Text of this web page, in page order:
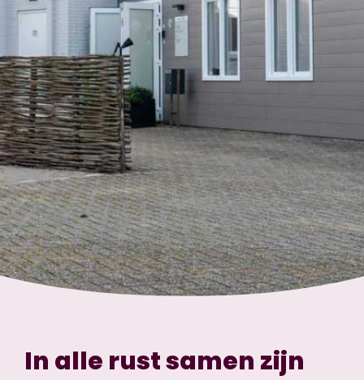
In alle rust samen zijn